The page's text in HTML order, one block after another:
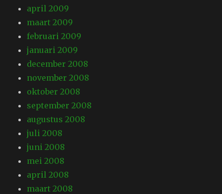
april 2009
maart 2009
februari 2009
januari 2009
december 2008
november 2008
oktober 2008
september 2008
augustus 2008
juli 2008
juni 2008
mei 2008
april 2008
maart 2008